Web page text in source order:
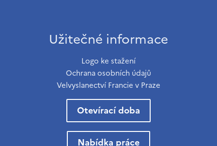
Užitečné informace
Logo ke stažení
Ochrana osobních údajů
Velvyslanectví Francie v Praze
Otevírací doba
Nabídka práce